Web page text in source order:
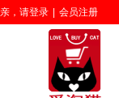
亲，请登录 会员注册